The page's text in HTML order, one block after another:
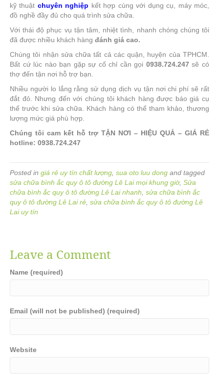
kỹ thuật chuyên nghiệp kết hợp cùng với dụng cụ, máy móc,
đồ nghề đầy đủ cho quá trình sửa chữa.
Với thái độ phục vụ tận tâm, nhiệt tình, nhanh chóng chúng tôi
đã được nhiều khách hàng đánh giá cao.
Chúng tôi nhận sửa chữa tất cả các quận, huyện của TPHCM.
Bất cứ lúc nào bạn gặp sự cố chỉ cần gọi 0938.724.247 sẽ có
thợ đến tận nơi hỗ trợ bạn.
Nhiều người lo lắng rằng sử dụng dịch vụ tận nơi chi phí sẽ rất
đắt đỏ. Nhưng đến với chúng tôi khách hàng được báo giá cụ
thể trước khi sửa chữa. Khách hàng có thể tham khảo, thương
lượng mức giá phù hợp.
Chúng tôi cam kết hỗ trợ TẬN NƠI – HIỆU QUẢ – GIÁ RẺ
hotline: 0938.724.247
Posted in giá rẻ uy tín chất lượng sua oto luu dong and tagged
sửa chữa bình ắc quy ô tô đường Lê Lai mọi khung giờ, Sửa
chữa bình ắc quy ô tô đường Lê Lai nhanh sửa chữa bình ắc
quy ô tô đường Lê Lai rẻ sửa chữa bình ắc quy ô tô đường Lê
Lai uy tín
Leave a Comment
Name (required)
Email (will not be published) (required)
Website